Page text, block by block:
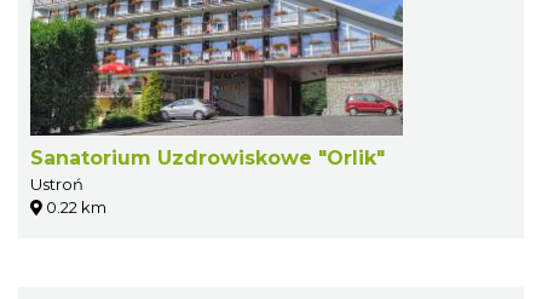
Sanatorium Uzdrowiskowe "Orlik"
Ustroń
0.22 km